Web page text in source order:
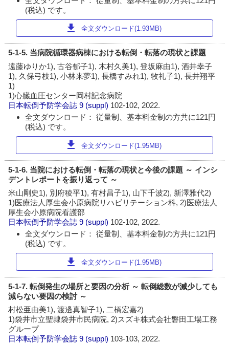
(税込) です。
download 全文ダウンロード(1.93MB)
5-1-5. 当病院循環器病棟における転倒・転落の現状と課題
遠藤ゆりか1), 古谷郁子1), 木村久美1), 登坂麻由1), 酒井幸子
1), 久保弓枝1), 小林来夢1), 長橋すみれ1), 牧礼子1), 長井翔平
1)
1)心臓血圧センター岡村記念病院
日本転倒予防学会誌 9 (suppl) 102-102, 2022.
全文ダウンロード： 従量制、基本料金制の方共に121円
(税込) です。
download 全文ダウンロード(1.95MB)
5-1-6. 当院における転倒・転落の現状と今後の課題 ～ インシ
デントレポートを振り返って ～
米山剛史1), 別府稜平1), 有村昌子1), 山下千波2), 新澤雅代2)
1)医療法人厚生会小原病院リハビリテーション科, 2)医療法人
厚生会小原病院看護部
日本転倒予防学会誌 9 (suppl) 102-102, 2022.
全文ダウンロード： 従量制、基本料金制の方共に121円
(税込) です。
download 全文ダウンロード(1.95MB)
5-1-7. 転倒発生の場所と要因の分析 ～ 転倒総数が減少しても
減らない要因の検討 ～
村松亜由美1), 渡邊真智子1), 二橋宏嘉2)
1)袋井市立聖隷袋井市民病院, 2)スズキ株式会社磐田工場工務
グループ
日本転倒予防学会誌 9 (suppl) 103-103, 2022.